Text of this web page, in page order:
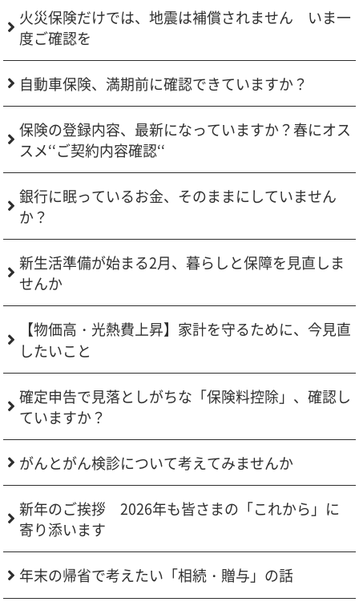
火災保険だけでは、地震は補償されません いま一
度ご確認を
自動車保険、満期前に確認できていますか？
保険の登録内容、最新になっていますか？春にオス
スメ‘‘ご契約内容確認‘‘
銀行に眠っているお金、そのままにしていません
か？
新生活準備が始まる2月、暮らしと保障を見直しま
せんか
【物価高・光熱費上昇】家計を守るために、今見直
したいこと
確定申告で見落としがちな「保険料控除」、確認し
ていますか？
がんとがん検診について考えてみませんか
新年のご挨拶 2026年も皆さまの「これから」に
寄り添います
年末の帰省で考えたい「相続・贈与」の話